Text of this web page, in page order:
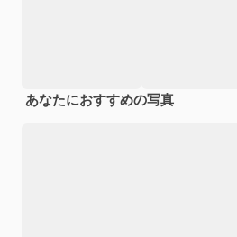
あなたにおすすめの写真